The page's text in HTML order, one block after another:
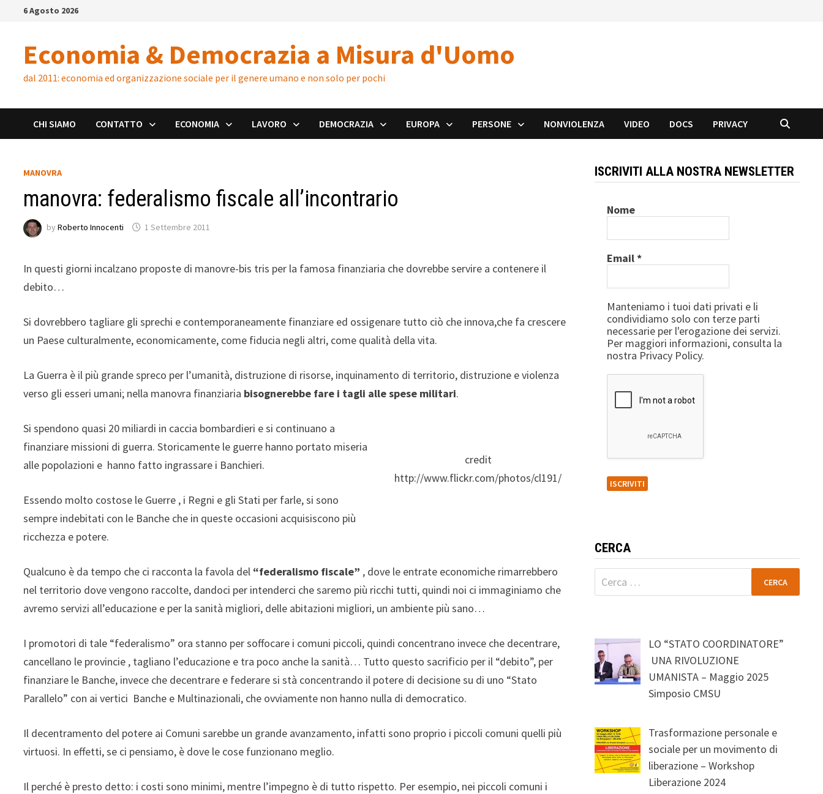
6 Agosto 2026
Economia & Democrazia a Misura d'Uomo
dal 2011: economia ed organizzazione sociale per il genere umano e non solo per pochi
CHI SIAMO CONTATTO ECONOMIA LAVORO DEMOCRAZIA EUROPA PERSONE NONVIOLENZA VIDEO DOCS PRIVACY
MANOVRA
manovra: federalismo fiscale all’incontrario
byRoberto Innocenti 1 Settembre 2011
In questi giorni incalzano proposte di manovre-bis tris per la famosa finanziaria che dovrebbe servire a contenere il
debito…
Si dovrebbero tagliare gli sprechi e contemporaneamente finanziare ed ossigenare tutto ciò che innova,che fa crescere
un Paese culturalmente, economicamente, come fiducia negli altri, come qualità della vita.
La Guerra è il più grande spreco per l’umanità, distruzione di risorse, inquinamento di territorio, distruzione e violenza
verso gli esseri umani; nella manovra finanziaria bisognerebbe fare i tagli alle spese militari.
credit
http://www.flickr.com/photos/cl191/
Si spendono quasi 20 miliardi in caccia bombardieri e si continuano a
finanziare missioni di guerra. Storicamente le guerre hanno portato miseria
alle popolazioni e hanno fatto ingrassare i Banchieri.
Essendo molto costose le Guerre , i Regni e gli Stati per farle, si sono
sempre indebitati con le Banche che in queste occasioni acquisiscono più
ricchezza e potere.
Qualcuno è da tempo che ci racconta la favola del “federalismo fiscale” , dove le entrate economiche rimarrebbero
nel territorio dove vengono raccolte, dandoci per intenderci che saremo più ricchi tutti, quindi noi ci immaginiamo che
avremo servizi all’educazione e per la sanità migliori, delle abitazioni migliori, un ambiente più sano…
I promotori di tale “federalismo” ora stanno per soffocare i comuni piccoli, quindi concentrano invece che decentrare,
cancellano le provincie , tagliano l’educazione e tra poco anche la sanità… Tutto questo sacrificio per il “debito”, per
finanziare le Banche, invece che decentrare e federare si stà concentrando il potere di decisione su di uno “Stato
Parallelo” con ai vertici Banche e Multinazionali, che ovviamente non hanno nulla di democratico.
Il decentramento del potere ai Comuni sarebbe un grande avanzamento, infatti sono proprio i piccoli comuni quelli più
virtuosi. In effetti, se ci pensiamo, è dove le cose funzionano meglio.
Il perché è presto detto: i costi sono minimi, mentre l’impegno è di tutto rispetto. Per esempio, nei piccoli comuni i
ISCRIVITI ALLA NOSTRA NEWSLETTER
Nome
Email*
Manteniamo i tuoi dati privati e li
condividiamo solo con terze parti
necessarie per l'erogazione dei servizi.
Per maggiori informazioni, consulta la
nostra Privacy Policy.
CERCA
Ricerca
per:
LO “STATO COORDINATORE”
UNA RIVOLUZIONE
UMANISTA – Maggio 2025
Simposio CMSU
Trasformazione personale e
sociale per un movimento di
liberazione – Workshop
Liberazione 2024